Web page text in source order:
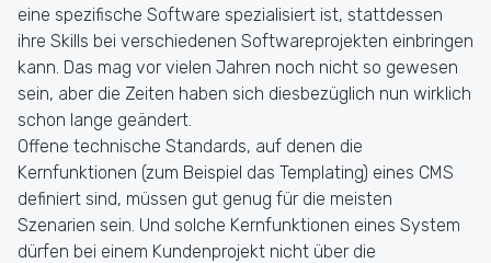
eine spezifische Software spezialisiert ist, stattdessen
ihre Skills bei verschiedenen Softwareprojekten einbringen
kann. Das mag vor vielen Jahren noch nicht so gewesen
sein, aber die Zeiten haben sich diesbezüglich nun wirklich
schon lange geändert.
Offene technische Standards, auf denen die
Kernfunktionen (zum Beispiel das Templating) eines CMS
definiert sind, müssen gut genug für die meisten
Szenarien sein. Und solche Kernfunktionen eines System
dürfen bei einem Kundenprojekt nicht über die